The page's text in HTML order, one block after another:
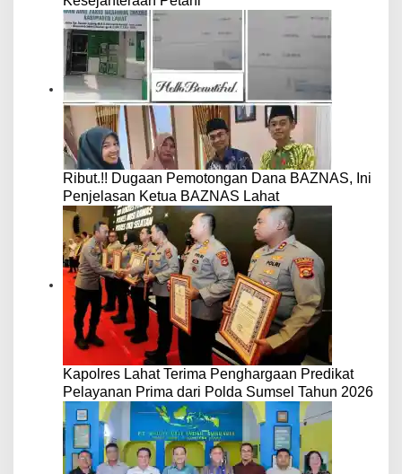
Ribut.!! Dugaan Pemotongan Dana BAZNAS, Ini
Penjelasan Ketua BAZNAS Lahat
Kapolres Lahat Terima Penghargaan Predikat
Pelayanan Prima dari Polda Sumsel Tahun 2026